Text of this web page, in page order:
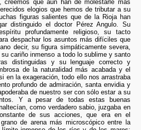
creemos que aun han de molestarle más
elogios que hemos de tributar a su
figuras salientes que de la Rioja han
distinguido el doctor Pérez Angulo. Su
profundamente religioso, su tacto
despachar los asuntos más difíciles que
decir, su figura simpáticamente severa,
cariño inmenso a todo lo sublime y santo
distinguidas y su lenguaje correcto y
de la naturalidad más acabada y el
en la exageración, todo ello nos arrastraba
profundo de admiración, santa envidia y
de nuestro ser con sólo estar a su
Y a pesar de todas estas buenas
como verdadero sabio, juzgaba en
de sus acciones, que era en el
de arena más microscópico entre la